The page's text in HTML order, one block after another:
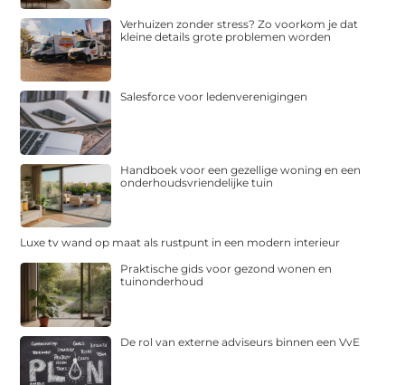
Verhuizen zonder stress? Zo voorkom je dat
kleine details grote problemen worden
Salesforce voor ledenverenigingen
Handboek voor een gezellige woning en een
onderhoudsvriendelijke tuin
Luxe tv wand op maat als rustpunt in een modern interieur
Praktische gids voor gezond wonen en
tuinonderhoud
De rol van externe adviseurs binnen een VvE